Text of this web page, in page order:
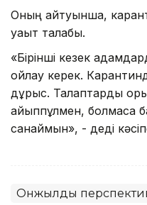
Оның айтуынша,
уақыт талабы.
«Бірінші кезек
ойлау керек.
дұрыс. Талаптарды
айыппұлмен, болмаса
санаймын», - деді
Онжылдық